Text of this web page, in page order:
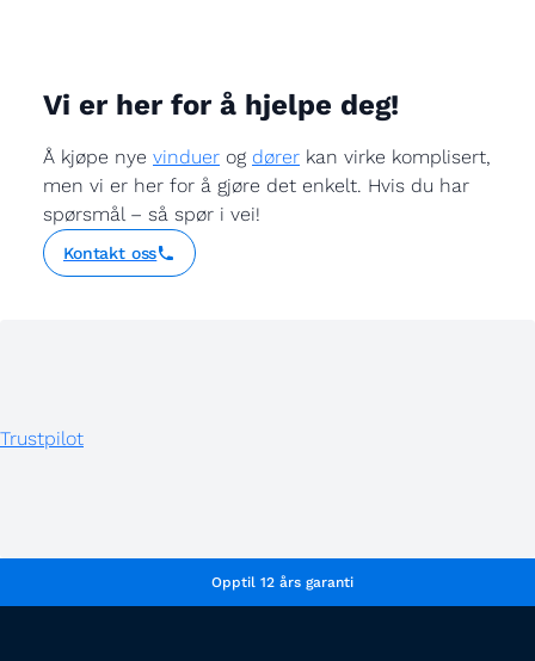
Vi er her for å hjelpe deg!
Å kjøpe nye vinduer og dører kan virke komplisert,
men vi er her for å gjøre det enkelt. Hvis du har
spørsmål – så spør i vei!
Kontakt oss
Trustpilot
Opptil 12 års garanti